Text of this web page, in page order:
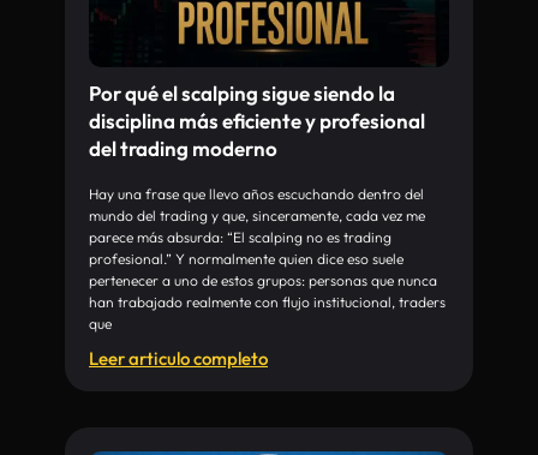
Por qué el scalping sigue siendo la
disciplina más eficiente y profesional
del trading moderno
Hay una frase que llevo años escuchando dentro del
mundo del trading y que, sinceramente, cada vez me
parece más absurda: “El scalping no es trading
profesional.” Y normalmente quien dice eso suele
pertenecer a uno de estos grupos: personas que nunca
han trabajado realmente con flujo institucional, traders
que
Leer articulo completo